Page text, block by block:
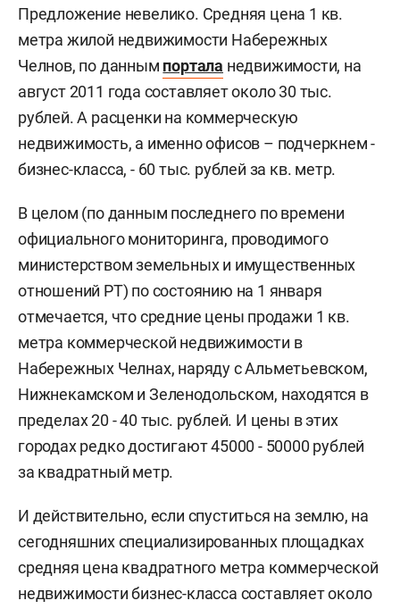
Предложение невелико. Средняя цена 1 кв.
метра жилой недвижимости Набережных
Челнов, по данным портала недвижимости, на
август 2011 года составляет около 30 тыс.
рублей. А расценки на коммерческую
недвижимость, а именно офисов – подчеркнем -
бизнес-класса, - 60 тыс. рублей за кв. метр.
В целом (по данным последнего по времени
официального мониторинга, проводимого
министерством земельных и имущественных
отношений РТ) по состоянию на 1 января
отмечается, что средние цены продажи 1 кв.
метра коммерческой недвижимости в
Набережных Челнах, наряду с Альметьевском,
Нижнекамском и Зеленодольском, находятся в
пределах 20 - 40 тыс. рублей. И цены в этих
городах редко достигают 45000 - 50000 рублей
за квадратный метр.
И действительно, если спуститься на землю, на
сегодняшних специализированных площадках
средняя цена квадратного метра коммерческой
недвижимости бизнес-класса составляет около